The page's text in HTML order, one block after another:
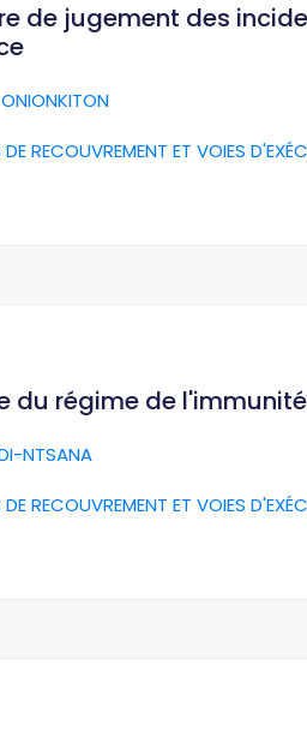
de jugement des
RECOUVREMENT ET VOIES
du régime de
NTSANA
RECOUVREMENT ET VOIES